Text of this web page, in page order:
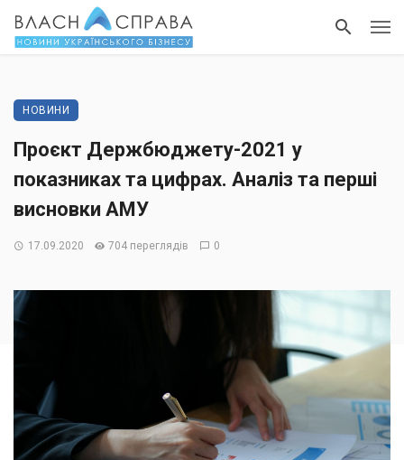
НОВИНИ
Проєкт Держбюджету-2021 у
показниках та цифрах. Аналіз та перші
висновки АМУ
17.09.2020 704 переглядів 0